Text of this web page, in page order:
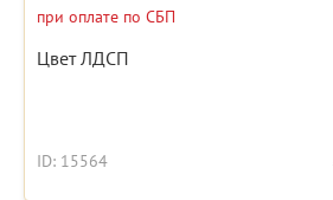
при оплате по СБП
Цвет ЛДСП
ID: 15564